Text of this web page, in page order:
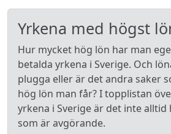
Yrkena med högst
Hur mycket hög lön har man
betalda yrkena i Sverige. Och
plugga eller är det andra saker
hög lön man får? I topplistan
yrkena i Sverige är det inte
som är avgörande.